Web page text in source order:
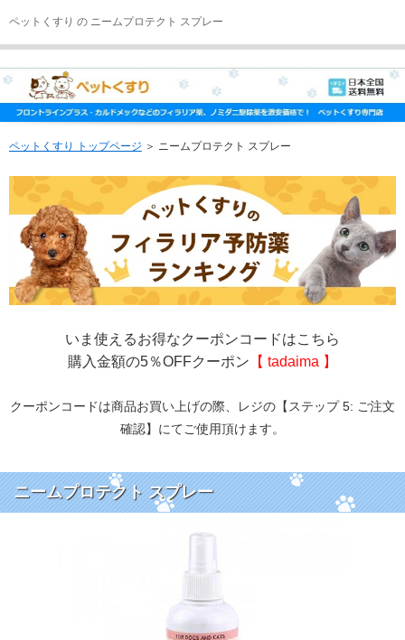
ペットくすり の ニームプロテクト スプレー
ペットくすり トップページ ＞ ニームプロテクト スプレー
いま使えるお得なクーポンコードはこちら
購入金額の5％OFFクーポン 【 tadaima 】
クーポンコードは商品お買い上げの際、レジの【ステップ 5: ご注文
確認】にてご使用頂けます。
ニームプロテクト スプレー